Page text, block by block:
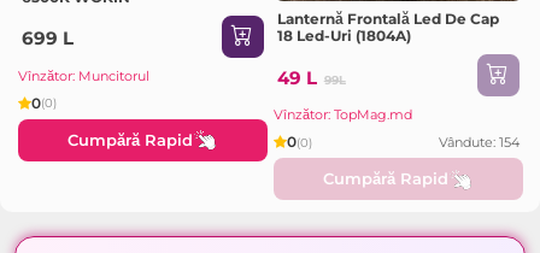
699 L
Vînzător: Muncitorul
0(0)
Cumpără Rapid
Lanternă Frontală Led De Cap
18 Led-Uri (1804A)
49 L 99L
Vînzător: TopMag.md
0(0) Vândute: 154
Cumpără Rapid